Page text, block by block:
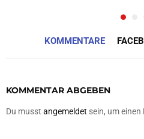
KOMMENTARE
KOMMENTAR ABGEBEN
Du musst angemeldet sein, um